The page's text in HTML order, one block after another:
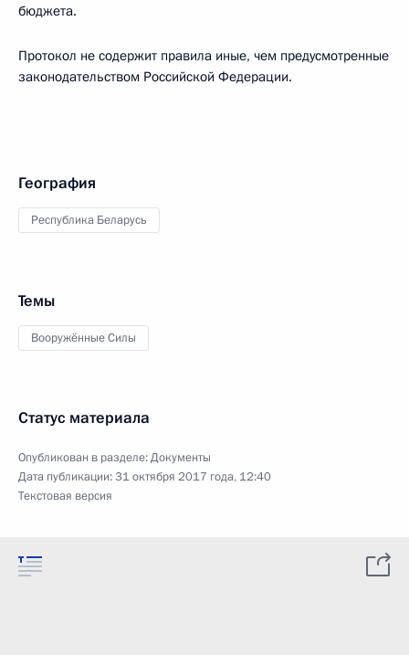
бюджета.
Протокол не содержит правила иные, чем предусмотренные
законодательством Российской Федерации.
География
Республика Беларусь
Темы
Вооружённые Силы
Статус материала
Опубликован в разделе:Документы
Дата публикации:31 октября 2017 года, 12:40
Текстовая версия